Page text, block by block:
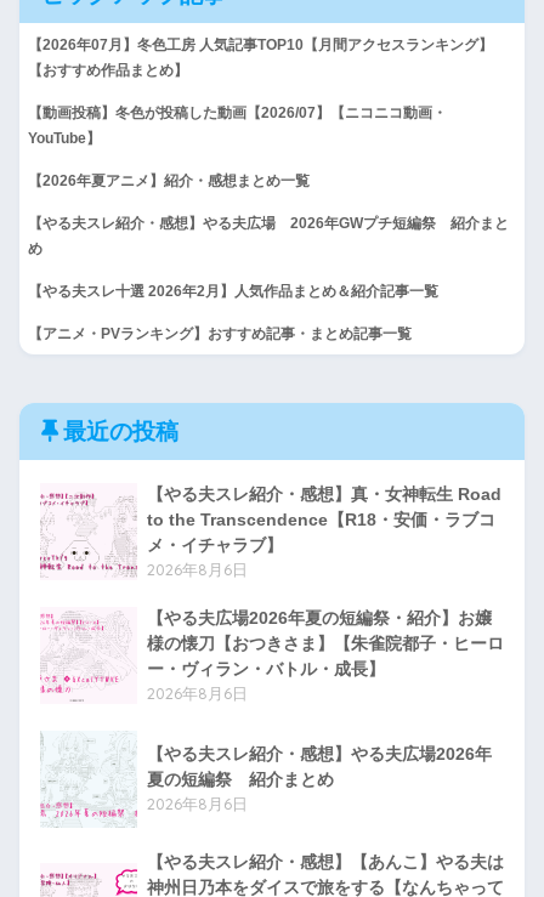
【2026年07月】冬色工房 人気記事TOP10【月間アクセスランキング】
【おすすめ作品まとめ】
【動画投稿】冬色が投稿した動画【2026/07】【ニコニコ動画・
YouTube】
【2026年夏アニメ】紹介・感想まとめ一覧
【やる夫スレ紹介・感想】やる夫広場 2026年GWプチ短編祭 紹介まと
め
【やる夫スレ十選 2026年2月】人気作品まとめ＆紹介記事一覧
【アニメ・PVランキング】おすすめ記事・まとめ記事一覧
最近の投稿
【やる夫スレ紹介・感想】真・女神転生 Road
to the Transcendence【R18・安価・ラブコ
メ・イチャラブ】
2026年8月6日
【やる夫広場2026年夏の短編祭・紹介】お嬢
様の懐刀【おつきさま】【朱雀院都子・ヒーロ
ー・ヴィラン・バトル・成長】
2026年8月6日
【やる夫スレ紹介・感想】やる夫広場2026年
夏の短編祭 紹介まとめ
2026年8月6日
【やる夫スレ紹介・感想】【あんこ】やる夫は
神州日乃本をダイスで旅をする【なんちゃって